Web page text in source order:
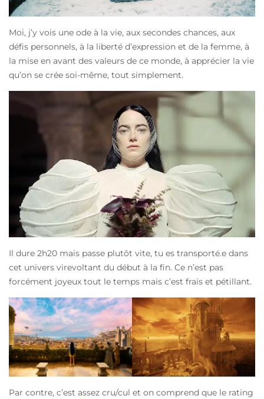
Moi, j’y vois une ode à la vie, aux secondes chances, aux
défis personnels, à la liberté d’expression et de la femme, à
la mise en avant des valeurs de ce monde, à apprécier la vie
qu’on se crée soi-même, tout simplement.
Il dure 2h20 mais passe plutôt vite, tu es transporté.e dans
cet univers virevoltant du début à la fin. Ce n’est pas
forcément joyeux tout le temps mais c’est frais et pétillant.
Par contre, c’est assez cru/cul et on comprend que le rating